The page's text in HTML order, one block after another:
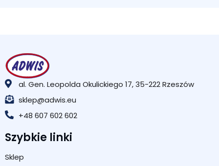
al. Gen. Leopolda Okulickiego 17, 35-222 Rzeszów
sklep@adwis.eu
+48 607 602 602
Szybkie linki
Sklep